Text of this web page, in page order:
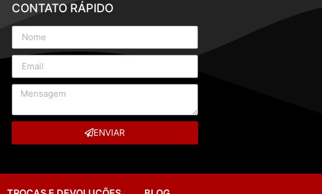
CONTATO RÁPIDO
ENVIAR